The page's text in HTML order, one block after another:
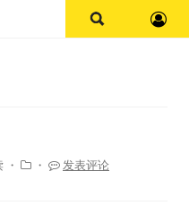
・ ・ 发表评论